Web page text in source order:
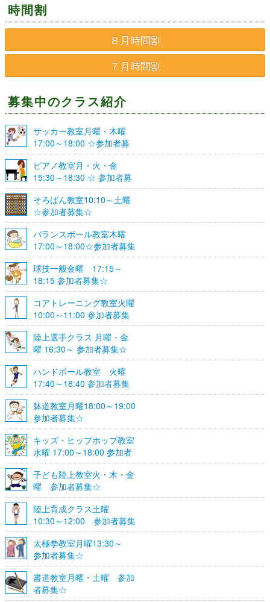
時間割
８月時間割
７月時間割
募集中のクラス紹介
サッカー教室月曜・木曜
17:00～18:00 ☆参加者募
集☆
ピアノ教室月・火・金
15:30～18:30 ☆ 参加者募
集☆
そろばん教室10:10～土曜
☆参加者募集☆
バランスボール教室木曜
17:00～18:00☆参加者募集
☆
球技一般金曜 17:15～
18:15 参加者募集☆
コアトレーニング教室火曜
10:00～11:00 参加者募集
陸上選手クラス 月曜・金
曜 16:30～ 参加者募集☆
ハンドボール教室 火曜
17:40～18:40 参加者募集
☆
躰道教室月曜18:00～19:00
参加者募集☆
キッズ・ヒップホップ教室
水曜 17:00～18:00 参加者
募集☆
子ども陸上教室火・木・金
曜 参加者募集☆
陸上育成クラス土曜
10:30～12:00 参加者募集
☆
太極拳教室月曜13:30～
参加者募集☆
書道教室月曜・土曜 参加
者募集☆